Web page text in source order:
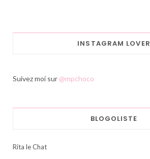
INSTAGRAM LOVER
Suivez moi sur @mpchoco
BLOGOLISTE
Rita le Chat